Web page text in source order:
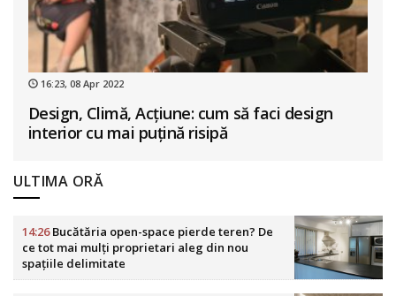
16:23, 08 Apr 2022
Design, Climă, Acțiune: cum să faci design
interior cu mai puțină risipă
ULTIMA ORĂ
14:26Bucătăria open-space pierde teren? De
ce tot mai mulți proprietari aleg din nou
spațiile delimitate